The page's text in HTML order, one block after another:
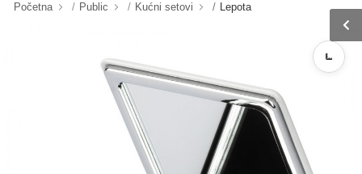
Početna Public Kućni setovi Lepota